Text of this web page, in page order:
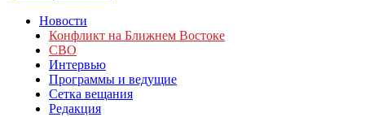
Новости
Конфликт на Ближнем Востоке
СВО
Интервью
Программы и ведущие
Сетка вещания
Редакция